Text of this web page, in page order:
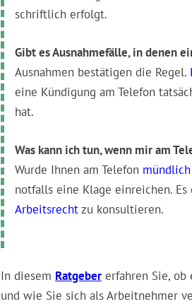
schriftlich erfolgt.
Gibt es Ausnahmefälle, in denen
Ausnahmen bestätigen die Regel.
eine Kündigung am Telefon
hat.
Was kann ich tun, wenn mir am
Wurde Ihnen am Telefon
notfalls eine Klage einreichen.
Arbeitsrechtzu konsultieren.
In diesem Ratgeber erfahren Sie, ob
und wie Sie sich als Arbeitnehmer